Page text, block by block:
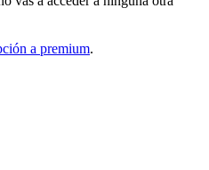
a premium.